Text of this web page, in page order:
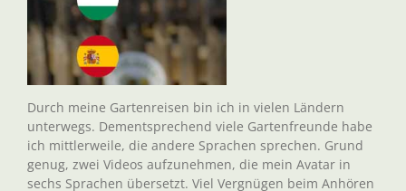
Durch meine Gartenreisen bin ich in vielen Ländern
unterwegs. Dementsprechend viele Gartenfreunde habe
ich mittlerweile, die andere Sprachen sprechen. Grund
genug, zwei Videos aufzunehmen, die mein Avatar in
sechs Sprachen übersetzt. Viel Vergnügen beim Anhören